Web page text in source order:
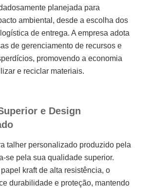
planejada para
ambiental, desde a escolha dos
de entrega. A empresa adota
de gerenciamento de recursos e
promovendo a economia
e reciclar materiais.
e Design
talher personalizado produzido pela
se pela sua qualidade superior.
kraft de alta resistência, o
durabilidade e proteção, mantendo